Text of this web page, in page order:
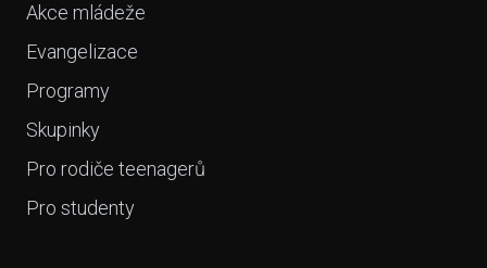
Akce mládeže
Evangelizace
Programy
Skupinky
Pro rodiče teenagerů
Pro studenty